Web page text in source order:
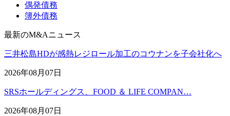
偶発債務
簿外債務
最新のM&Aニュース
三井松島HDが感熱レジロール加工のコウナンを子会社化へ
2026年08月07日
SRSホールディングス、FOOD ＆ LIFE COMPAN…
2026年08月07日